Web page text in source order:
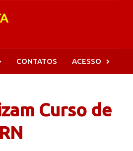
CONTATOS ACESSO
Curso de